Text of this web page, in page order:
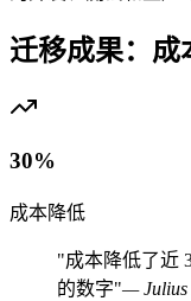
迁移成果：成
30%
成本降低
"成本降低了近
的数字"— Julius